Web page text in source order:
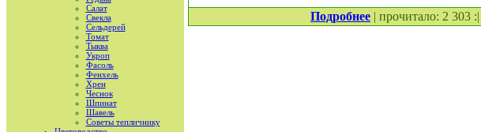
Салат
Свекла
Сельдерей
Томат
Тыква
Укроп
Фасоль
Фенхель
Хрен
Чеснок
Шпинат
Шавель
Советы тепличнику
Подробнее | прочитало: 2 303 :|